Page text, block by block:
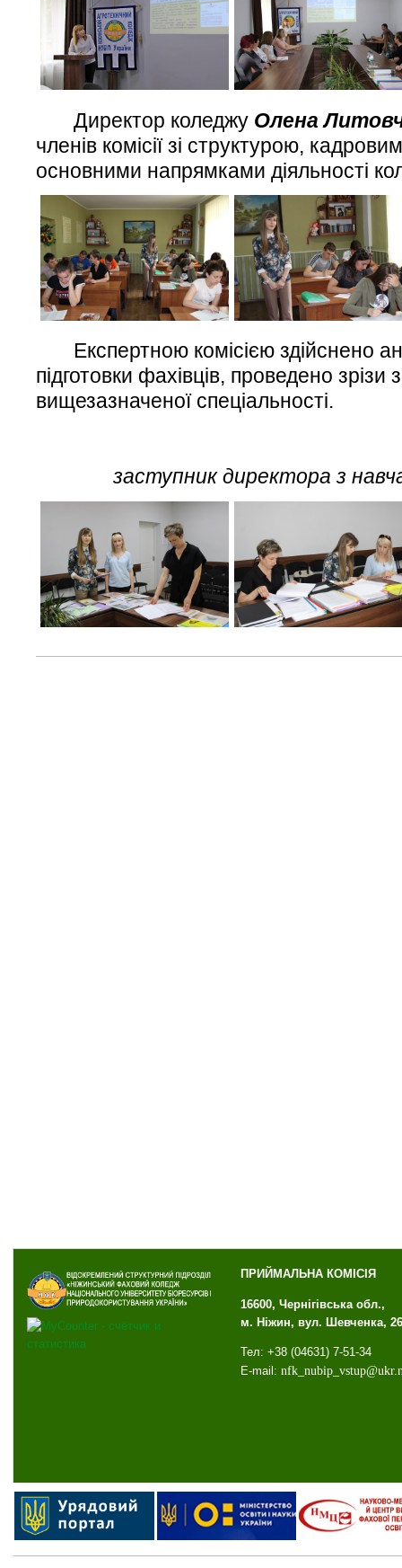
Директор коледжу Олена
членів комісії зі структурою,
основними напрямками діяльності
Експертною комісією здійснено
підготовки фахівців, проведено зрізи
вищезазначеної спеціальності.
заступник директора з
ПРИЙМАЛЬНА КОМІСІЯ
16600, Чернігівська обл.,
м. Ніжин, вул. Шевченка, 26
Тел: +38 (04631) 7-51-34
E-mail: nfk_ nubip_ vstup@ukr.